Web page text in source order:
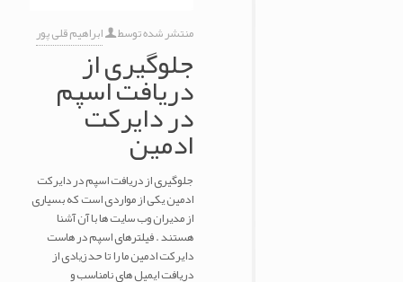
منتشر شده توسط ابراهیم قلی پور
جلوگیری از
دریافت اسپم
در دایرکت
ادمین
جلوگیری از دریافت اسپم در دایرکت
ادمین یکی از مواردی است که بسیاری
از مدیران وب سایت ها با آن آشنا
هستند . فیلترهای اسپم در هاست
دایرکت ادمین ما را تا حد زیادی از
دریافت ایمیل های نامناسب و